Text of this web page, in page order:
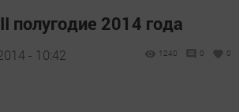
полугодие 2014 года
- 10:42 1240 0 0